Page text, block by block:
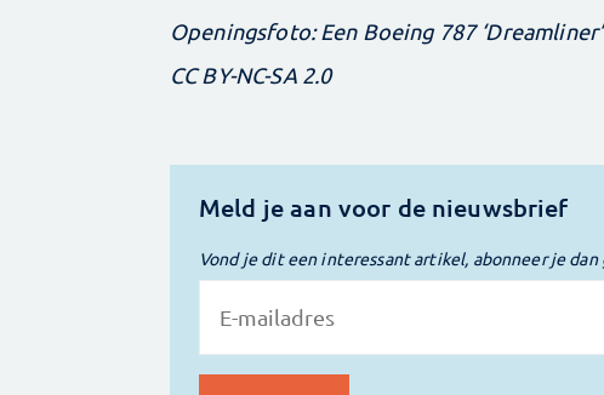
Openingsfoto: Een Boeing 787
CC BY-NC-SA 2.0
Meld je aan voor de nieuwsbrief
Vond je dit een interessant artikel, abonneer je